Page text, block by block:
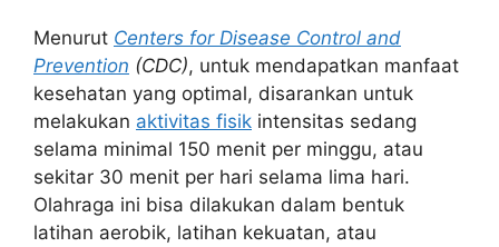
Menurut Centers for Disease Control and
Prevention (CDC), untuk mendapatkan manfaat
kesehatan yang optimal, disarankan untuk
melakukan aktivitas fisik intensitas sedang
selama minimal 150 menit per minggu, atau
sekitar 30 menit per hari selama lima hari.
Olahraga ini bisa dilakukan dalam bentuk
latihan aerobik, latihan kekuatan, atau